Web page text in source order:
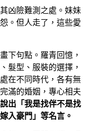
凶險難測之處。妹妹
。但人走了，這些愛
下句點。羅青回憶，
髮型、服裝的選擇，
在不同時代，各有無
滿的婚姻，專心相夫
出「我是找伴不是找
入豪門」等名言。